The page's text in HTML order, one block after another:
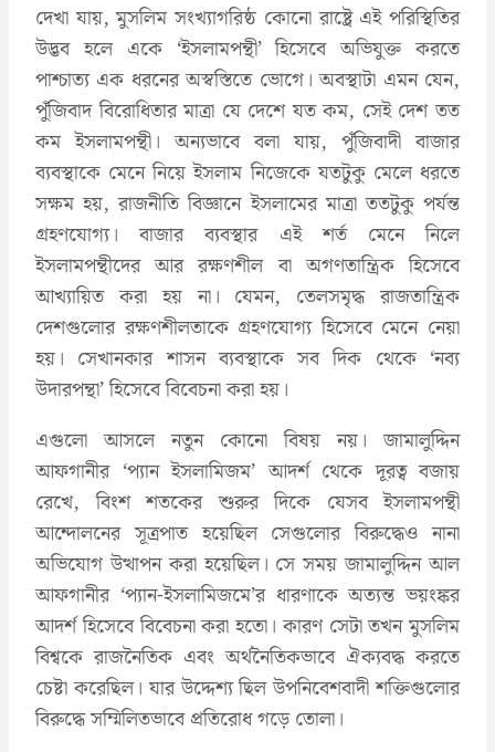
দেখা যায়, মুসলিম সংখ্যাগরিষ্ঠ কোনো রাষ্ট্রে এই পরিস্থিতির
উদ্ভব হলে একে ‘ইসলামপন্থী’ হিসেবে অভিযুক্ত করতে
পাশ্চাত্য এক ধরনের অস্বস্তিতে ভোগে। অবস্থাটা এমন যেন,
পুঁজিবাদ বিরোধিতার মাত্রা যে দেশে যত কম, সেই দেশ তত
কম ইসলামপন্থী। অন্যভাবে বলা যায়, পুঁজিবাদী বাজার
ব্যবস্থাকে মেনে নিয়ে ইসলাম নিজেকে যতটুকু মেলে ধরতে
সক্ষম হয়, রাজনীতি বিজ্ঞানে ইসলামের মাত্রা ততটুকু পর্যন্ত
গ্রহণযোগ্য। বাজার ব্যবস্থার এই শর্ত মেনে নিলে
ইসলামপন্থীদের আর রক্ষণশীল বা অগণতান্ত্রিক হিসেবে
আখ্যায়িত করা হয় না। যেমন, তেলসমৃদ্ধ রাজতান্ত্রিক
দেশগুলোর রক্ষণশীলতাকে গ্রহণযোগ্য হিসেবে মেনে নেয়া
হয়। সেখানকার শাসন ব্যবস্থাকে সব দিক থেকে ‘নব্য
উদারপন্থা’ হিসেবে বিবেচনা করা হয়।
এগুলো আসলে নতুন কোনো বিষয় নয়। জামালুদ্দিন
আফগানীর ‘প্যান ইসলামিজম’ আদর্শ থেকে দূরত্ব বজায়
রেখে, বিংশ শতকের শুরুর দিকে যেসব ইসলামপন্থী
আন্দোলনের সূত্রপাত হয়েছিল সেগুলোর বিরুদ্ধেও নানা
অভিযোগ উত্থাপন করা হয়েছিল। সে সময় জামালুদ্দিন আল
আফগানীর ‘প্যান-ইসলামিজমে’র ধারণাকে অত্যন্ত ভয়ংঙ্কর
আদর্শ হিসেবে বিবেচনা করা হতো। কারণ সেটা তখন মুসলিম
বিশ্বকে রাজনৈতিক এবং অর্থনৈতিকভাবে ঐক্যবদ্ধ করতে
চেষ্টা করেছিল। যার উদ্দেশ্য ছিল উপনিবেশবাদী শক্তিগুলোর
বিরুদ্ধে সম্মিলিতভাবে প্রতিরোধ গড়ে তোলা।